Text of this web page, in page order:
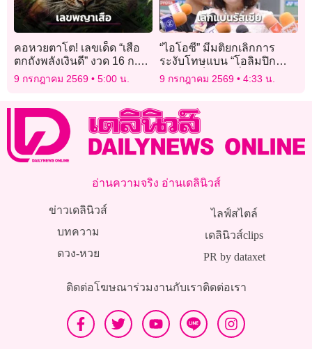
คอหวยตาโต! เลขเด็ด “เสือ
ตกถังพลังเงินดี” งวด 16 ก.ค.
69 ปล่อยครบชุดเด่น-รอง
9 กรกฎาคม 2569 5:00 น.
“ไอโอซี” มีมติยกเลิกการ
ระงับโทษแบน “โอลิมปิก
รัสเซีย” เป็นการชั่วคราวแล้ว
9 กรกฎาคม 2569 4:33 น.
อ่านความจริง อ่านเดลินิวส์
ข่าวเดลินิวส์
บทความ
ดวง-หวย
ไลฟ์สไตล์
เดลินิวส์clips
PR by dataxet
ติดต่อโฆษณาร่วมงานกับเราติดต่อเรา